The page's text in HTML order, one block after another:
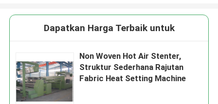
Dapatkan Harga Terbaik untuk
Non Woven Hot Air Stenter,
Struktur Sederhana Rajutan
Fabric Heat Setting Machine